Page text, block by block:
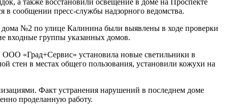
сообщении пресс-службы надзорного ведомства.
№2 по улице Калинина были выявлены в ходе проверки
входные группы указанных домов.
«Град+Сервис» установила новые светильники в
стен в местах общего пользования, установили кожухи на
Факт устранения нарушений в последнем доме
проделанную работу.